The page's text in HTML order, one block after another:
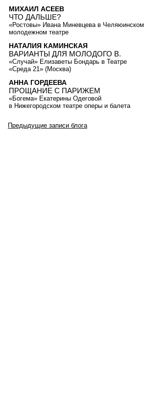
МИХАИЛ АСЕЕВ
ЧТО ДАЛЬШЕ?
«Ростовы» Ивана Миневцева в Челяюинском
молодежном театре
НАТАЛИЯ КАМИНСКАЯ
ВАРИАНТЫ ДЛЯ МОЛОДОГО В.
«Случай» Елизаветы Бондарь в Театре
«Среда 21» (Москва)
АННА ГОРДЕЕВА
ПРОЩАНИЕ С ПАРИЖЕМ
«Богема» Екатерины Одеговой
в Нижегородском театре оперы и балета
Предыдущие записи блога